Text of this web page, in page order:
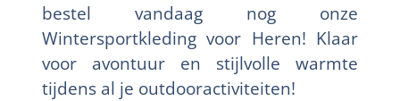
bestel vandaag nog onze
Wintersportkleding voor Heren! Klaar
voor avontuur en stijlvolle warmte
tijdens al je outdooractiviteiten!